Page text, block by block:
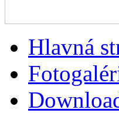
Hlavná